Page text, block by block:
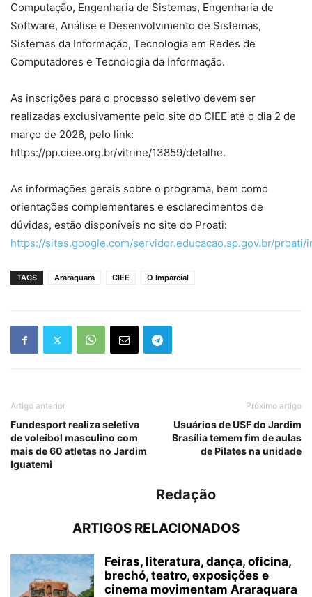
Computação, Engenharia de Sistemas, Engenharia de
Software, Análise e Desenvolvimento de Sistemas,
Sistemas da Informação, Tecnologia em Redes de
Computadores e Tecnologia da Informação.
As inscrições para o processo seletivo devem ser
realizadas exclusivamente pelo site do CIEE até o dia 2 de
março de 2026, pelo link:
https://pp.ciee.org.br/vitrine/13859/detalhe.
As informações gerais sobre o programa, bem como
orientações complementares e esclarecimentos de
dúvidas, estão disponíveis no site do Proati:
https://sites.google.com/servidor.educacao.sp.gov.br/proati/
TAGS Araraquara CIEE O Imparcial
Artigo anterior
Fundesport realiza seletiva
de voleibol masculino com
mais de 60 atletas no Jardim
Iguatemi
Próximo artigo
Usuários de USF do Jardim
Brasília temem fim de aulas
de Pilates na unidade
Redação
ARTIGOS RELACIONADOS
Feiras, literatura, dança, oficina,
brechó, teatro, exposições e
cinema movimentam Araraquara